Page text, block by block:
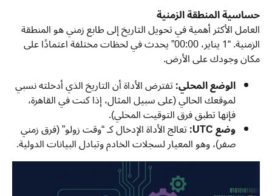
حساسية المنطقة الزمنية
العامل الأكثر أهمية في تحويل التاريخ إلى طابع زمني هو المنطقة
الزمنية. “1 يناير، 00:00” يحدث في لحظات مختلفة اعتمادًا على
مكان وجودك على الأرض.
الوضع المحلي:تفترض الأداة أن التاريخ الذي أدخلته نسبي
لموقعك الحالي (على سبيل المثال، إذا كنت في القاهرة،
فإنها تطبق فرق التوقيت المحلي).
وضع UTC: تعالج الأداة الإدخال كـ “وقت زولو” (فرق زمني
صفر)، وهو المعيار لسجلات الخادم وتبادل البيانات الدولية.